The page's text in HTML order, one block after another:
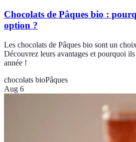
Chocolats de Pâques bio :
option ?
Les chocolats de Pâques bio sont un
Découvrez leurs avantages et pourquoi
année !
chocolats bioPâques
Aug 6